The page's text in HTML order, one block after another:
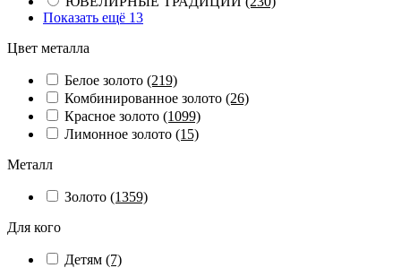
Показать ещё 13
Цвет металла
Белое золото (219)
Комбинированное золото (26)
Красное золото (1099)
Лимонное золото (15)
Металл
Золото (1359)
Для кого
Детям (7)